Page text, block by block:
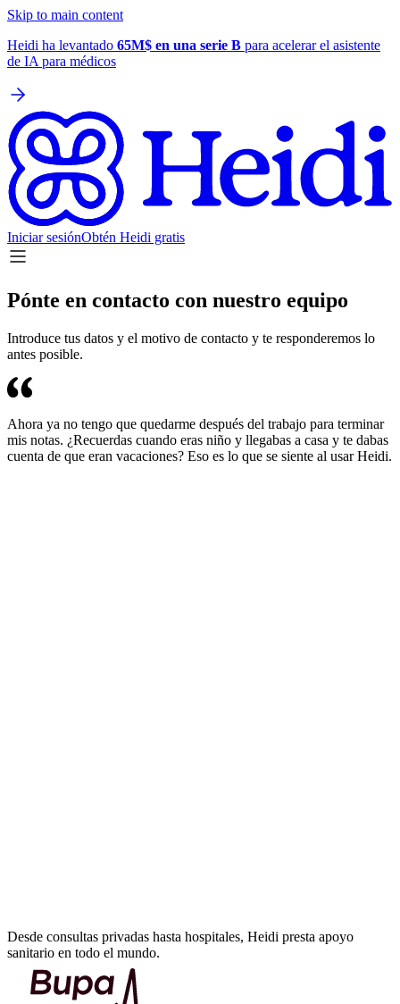
Skip to main content
Heidi ha levantado 65M$ en una serie B para acelerar el asistente
de IA para médicos
Iniciar sesiónObtén Heidi gratis
Pónte en contacto con nuestro equipo
Introduce tus datos y el motivo de contacto y te responderemos lo
antes posible.
Ahora ya no tengo que quedarme después del trabajo para terminar
mis notas. ¿Recuerdas cuando eras niño y llegabas a casa y te dabas
cuenta de que eran vacaciones? Eso es lo que se siente al usar Heidi.
Desde consultas privadas hasta hospitales, Heidi presta apoyo
sanitario en todo el mundo.